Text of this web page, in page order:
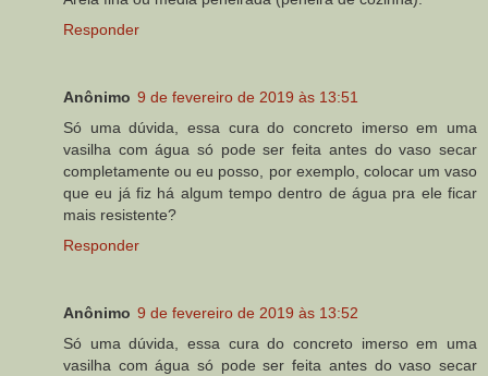
Responder
Anônimo 9 de fevereiro de 2019 às 13:51
Só uma dúvida, essa cura do concreto imerso em uma
vasilha com água só pode ser feita antes do vaso secar
completamente ou eu posso, por exemplo, colocar um vaso
que eu já fiz há algum tempo dentro de água pra ele ficar
mais resistente?
Responder
Anônimo 9 de fevereiro de 2019 às 13:52
Só uma dúvida, essa cura do concreto imerso em uma
vasilha com água só pode ser feita antes do vaso secar